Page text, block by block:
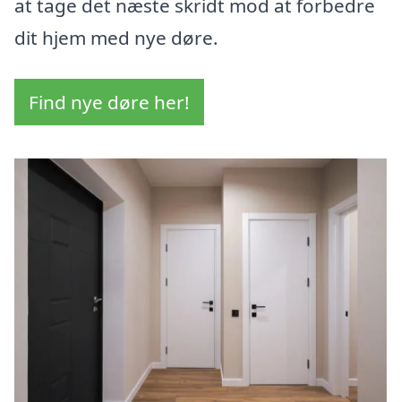
at tage det næste skridt mod at forbedre
dit hjem med nye døre.
Find nye døre her!